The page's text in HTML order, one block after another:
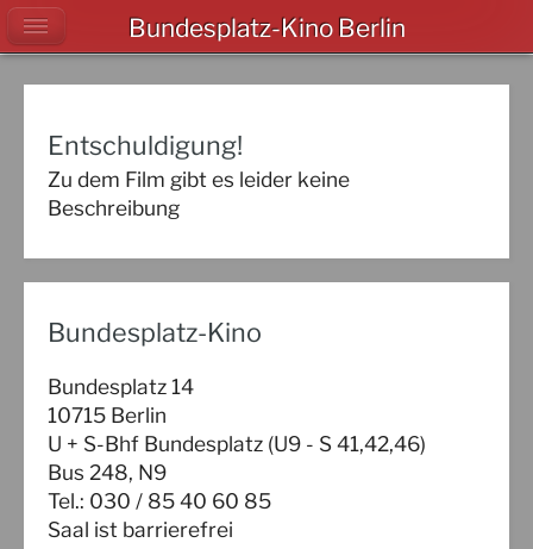
Bundesplatz-Kino
Bundesplatz 14
10715 Berlin
U + S-Bhf Bundesplatz (U9 - S 41,42,46)
Bus 248, N9
Tel.: 030 / 85 40 60 85
Saal ist barrierefrei
Entschuldigung!
Zu dem Film gibt es leider keine
Beschreibung
Bundesplatz-Kino Berlin